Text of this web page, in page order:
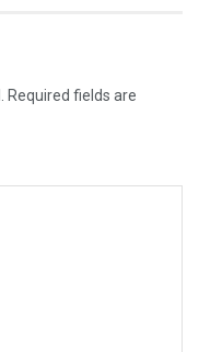
Required fields are